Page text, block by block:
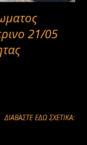
21/05
ΔΙΑΒΑΣΤΕ ΕΔΩ ΣΧΕΤΙΚΑ: